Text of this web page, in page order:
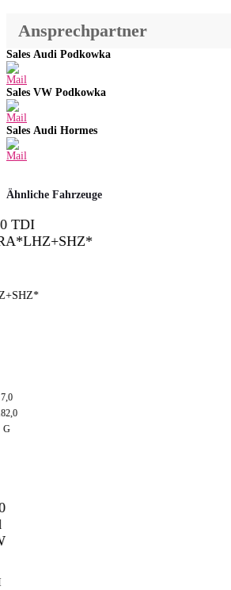
Ansprechpartner
Sales Audi Podkowka
Sales VW Podkowka
Sales Audi Hormes
Ähnliche Fahrzeuge